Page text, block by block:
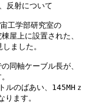
反射について
工学部研究室の
屋上に設置された、
ました。
同軸ケーブル長が、
のばあい、145MHｚ
ます。